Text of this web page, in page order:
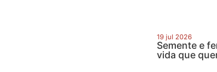
19 jul 2026
Semente e
vida que